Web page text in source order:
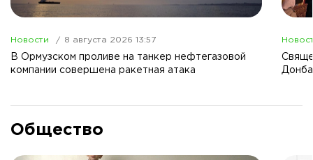
Новости 8 августа 2026 13:57
В Ормузском проливе на танкер нефтегазовой
компании совершена ракетная атака
Общество